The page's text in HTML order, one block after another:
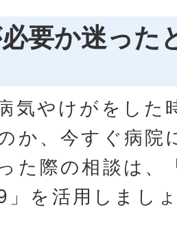
要か迷った
気やけがをした
か、今すぐ病院
た際の相談は、
」を活用しまし